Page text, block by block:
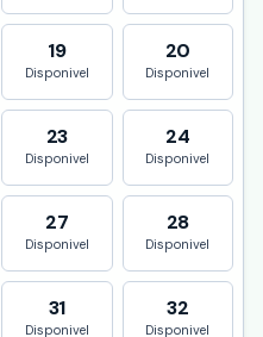
19
Disponivel
20
Disponivel
23
Disponivel
24
Disponivel
27
Disponivel
28
Disponivel
31
Disponivel
32
Disponivel